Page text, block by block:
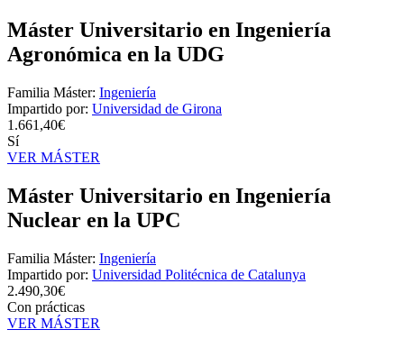
Máster Universitario en Ingeniería
Agronómica en la UDG
Familia Máster: Ingeniería
Impartido por: Universidad de Girona
1.661,40€
Sí
VER MÁSTER
Máster Universitario en Ingeniería
Nuclear en la UPC
Familia Máster: Ingeniería
Impartido por: Universidad Politécnica de Catalunya
2.490,30€
Con prácticas
VER MÁSTER